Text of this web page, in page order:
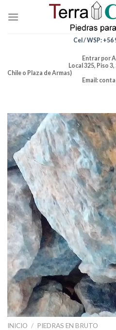
Cel / WSP: +56
Entrar por Agustinas
Local 325, Piso 3,
Chile o Plaza de Armas)
Email:
INICIO / PIEDRAS EN BRUTO